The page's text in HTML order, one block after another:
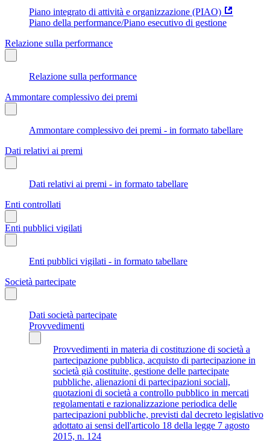
Piano integrato di attività e organizzazione (PIAO)
Piano della performance/Piano esecutivo di gestione
Relazione sulla performance
Relazione sulla performance
Ammontare complessivo dei premi
Ammontare complessivo dei premi - in formato tabellare
Dati relativi ai premi
Dati relativi ai premi - in formato tabellare
Enti controllati
Enti pubblici vigilati
Enti pubblici vigilati - in formato tabellare
Società partecipate
Dati società partecipate
Provvedimenti
Provvedimenti in materia di costituzione di società a
partecipazione pubblica, acquisto di partecipazione in
società già costituite, gestione delle partecipate
pubbliche, alienazioni di partecipazioni sociali,
quotazioni di società a controllo pubblico in mercati
regolamentati e razionalizzazione periodica delle
partecipazioni pubbliche, previsti dal decreto legislativo
adottato ai sensi dell'articolo 18 della legge 7 agosto
2015, n. 124